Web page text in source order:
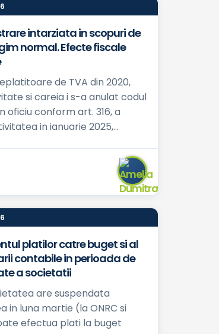
intarziata in scopuri de
normal. Efecte fiscale
de TVA din 2020,
si careia i s-a anulat codul
oficiu conform art. 316, a
in ianuarie 2025,
platilor catre buget si al
contabile in perioada de
a societatii
are suspendata
in luna martie (la ONRC si
efectua plati la buget